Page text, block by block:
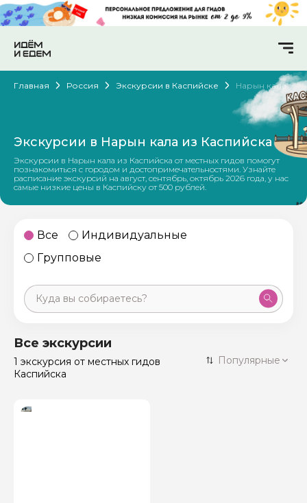
Главная Россия Экскурсии в Каспийске Нарын кала
Экскурсии в Нарын кала из Каспийска
Экскурсии в Нарын кала из Каспийска от местных гидов помогут
познакомиться с городом и достопримечательностями. Узнайте
расписание экскурсий на август, сентябрь, октябрь 2026 года, у нас
самые низкие цены в Каспийску от 500 рублей.
Все
Индивидуальные
Групповые
Санкт-Петербург
Россия
50 экскурсий
Все экскурсии
1 экскурсия от местных гидов
Каспийска
Популярные